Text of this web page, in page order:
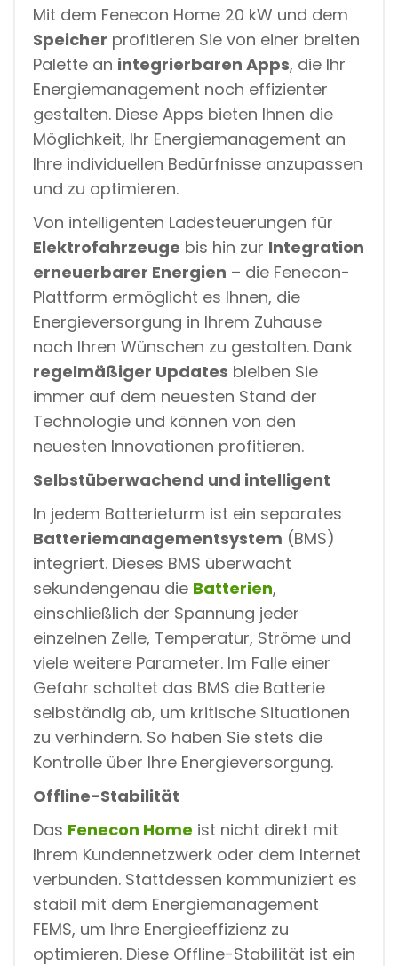
Mit dem Fenecon Home 20 kW und dem
Speicher profitieren Sie von einer breiten
Palette an integrierbaren Apps, die Ihr
Energiemanagement noch effizienter
gestalten. Diese Apps bieten Ihnen die
Möglichkeit, Ihr Energiemanagement an
Ihre individuellen Bedürfnisse anzupassen
und zu optimieren.
Von intelligenten Ladesteuerungen für
Elektrofahrzeuge bis hin zur Integration
erneuerbarer Energien – die Fenecon-
Plattform ermöglicht es Ihnen, die
Energieversorgung in Ihrem Zuhause
nach Ihren Wünschen zu gestalten. Dank
regelmäßiger Updates bleiben Sie
immer auf dem neuesten Stand der
Technologie und können von den
neuesten Innovationen profitieren.
Selbstüberwachend und intelligent
In jedem Batterieturm ist ein separates
Batteriemanagementsystem (BMS)
integriert. Dieses BMS überwacht
sekundengenau die Batterien,
einschließlich der Spannung jeder
einzelnen Zelle, Temperatur, Ströme und
viele weitere Parameter. Im Falle einer
Gefahr schaltet das BMS die Batterie
selbständig ab, um kritische Situationen
zu verhindern. So haben Sie stets die
Kontrolle über Ihre Energieversorgung.
Offline-Stabilität
Das Fenecon Home ist nicht direkt mit
Ihrem Kundennetzwerk oder dem Internet
verbunden. Stattdessen kommuniziert es
stabil mit dem Energiemanagement
FEMS, um Ihre Energieeffizienz zu
optimieren. Diese Offline-Stabilität ist ein